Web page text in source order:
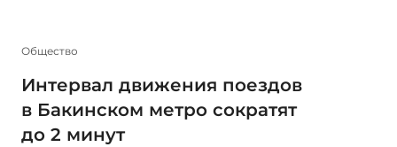
Общество
Интервал движения поездов
в Бакинском метро сократят
до 2 минут